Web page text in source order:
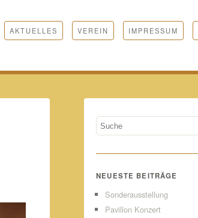
AKTUELLES VEREIN IMPRESSUM
NEUESTE BEITRÄGE
Sonderausstellung
Pavillon Konzert